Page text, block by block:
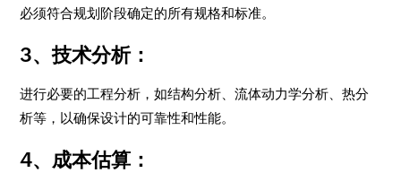
必须符合规划阶段确定的所有规格和标准。
3、技术分析：
进行必要的工程分析，如结构分析、流体动力学分析、热分
析等，以确保设计的可靠性和性能。
4、成本估算：